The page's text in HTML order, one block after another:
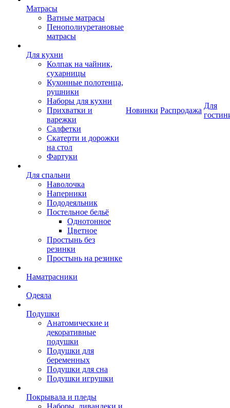
Матрасы
Ватные матрасы
Пенополиуретановые
матрасы
Для кухни
Колпак на чайник,
сухарницы
Кухонные полотенца,
рушники
Наборы для кухни
Прихватки и
варежки
Салфетки
Скатерти и дорожки
на стол
Фартуки
Для спальни
Наволочка
Наперники
Пододеяльник
Постельное бельё
Однотонное
Цветное
Простынь без
резинки
Простынь на резинке
Наматрасники
Одеяла
Подушки
Анатомические и
декоративные
подушки
Подушки для
беременных
Подушки для сна
Подушки игрушки
Покрывала и пледы
Наборы, дивандеки и
Новинки Распродажа
Для